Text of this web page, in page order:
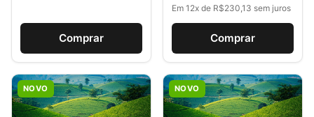
Comprar
Em 12x de R$230,13 sem juros
Comprar
NOVO NOVO